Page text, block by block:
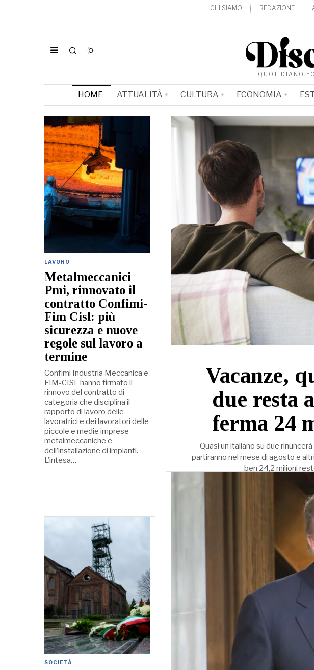
CHI SIAMO REDAZIONE
QUOTIDIANO
HOME ATTUALITÀ CULTURA ECONOMIA
LAVORO
Metalmeccanici
Pmi, rinnovato il
contratto Confimi-
Fim Cisl: più
sicurezza e nuove
regole sul lavoro a
termine
Confimi Industria Meccanica e
FIM-CISL hanno firmato il
rinnovo del contratto di
categoria che disciplina il
rapporto di lavoro delle
lavoratrici e dei lavoratori delle
piccole e medie imprese
metalmeccaniche e
dell’installazione di impianti.
L’intesa…
SOCIETÀ
Vacanze,
due resta
ferma 24
Quasi un italiano su due
partiranno nel mese di agosto e
ben 24,2 milioni